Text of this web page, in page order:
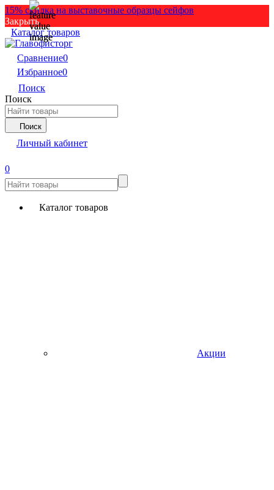
15% скидка на выставочные образцы сейфов
Закрыть
Каталог товаров
Сравнение0
Избранное0
Поиск
Поиск
Поиск
Личный кабинет
0
Каталог товаров
Акции